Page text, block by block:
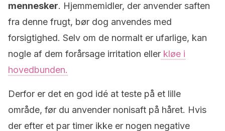
mennesker. Hjemmemidler, der anvender saften
fra denne frugt, bør dog anvendes med
forsigtighed. Selv om de normalt er ufarlige, kan
nogle af dem forårsage irritation eller kløe i
hovedbunden.
Derfor er det en god idé at teste på et lille
område, før du anvender nonisaft på håret. Hvis
der efter et par timer ikke er nogen negative